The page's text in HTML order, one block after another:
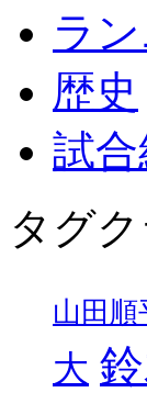
ラ
歴史
試
タグ
山田順
大